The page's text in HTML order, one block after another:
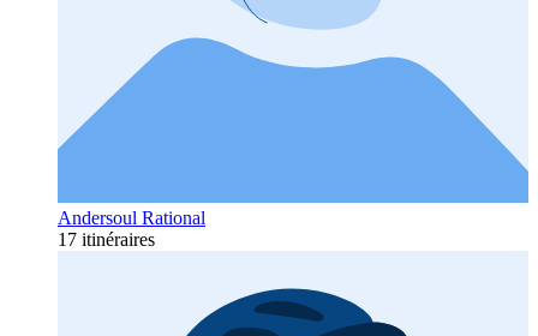
Andersoul Rational
17 itinéraires